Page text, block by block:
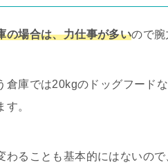
の場合は、力仕事が多いので腕
倉庫では20kgのドッグフード
。
ることも基本的にはないので